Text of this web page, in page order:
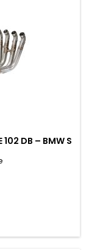
102 DB – BMW S